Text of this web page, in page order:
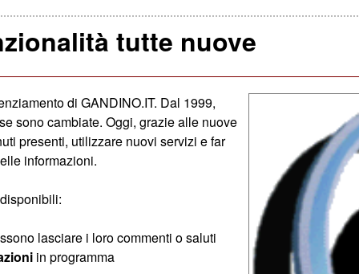
tutte nuove
di GANDINO.IT. Dal 1999,
sono cambiate. Oggi, grazie alle nuove
presenti, utilizzare nuovi servizi e far
informazioni.
lasciare i loro commenti o saluti
in programma